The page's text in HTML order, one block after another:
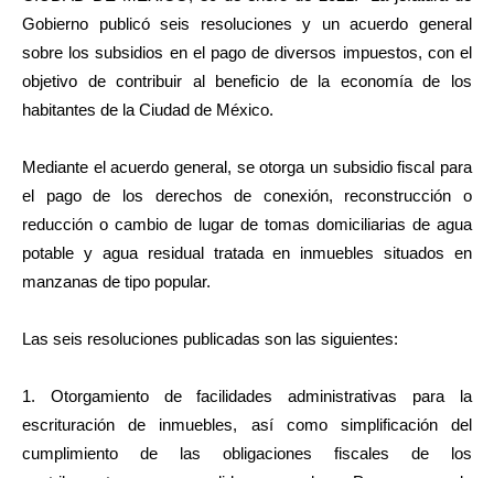
Gobierno publicó seis resoluciones y un acuerdo general
sobre los subsidios en el pago de diversos impuestos, con el
objetivo de contribuir al beneficio de la economía de los
habitantes de la Ciudad de México.
Mediante el acuerdo general, se otorga un subsidio fiscal para
el pago de los derechos de conexión, reconstrucción o
reducción o cambio de lugar de tomas domiciliarias de agua
potable y agua residual tratada en inmuebles situados en
manzanas de tipo popular.
Las seis resoluciones publicadas son las siguientes:
1. Otorgamiento de facilidades administrativas para la
escrituración de inmuebles, así como simplificación del
cumplimiento de las obligaciones fiscales de los